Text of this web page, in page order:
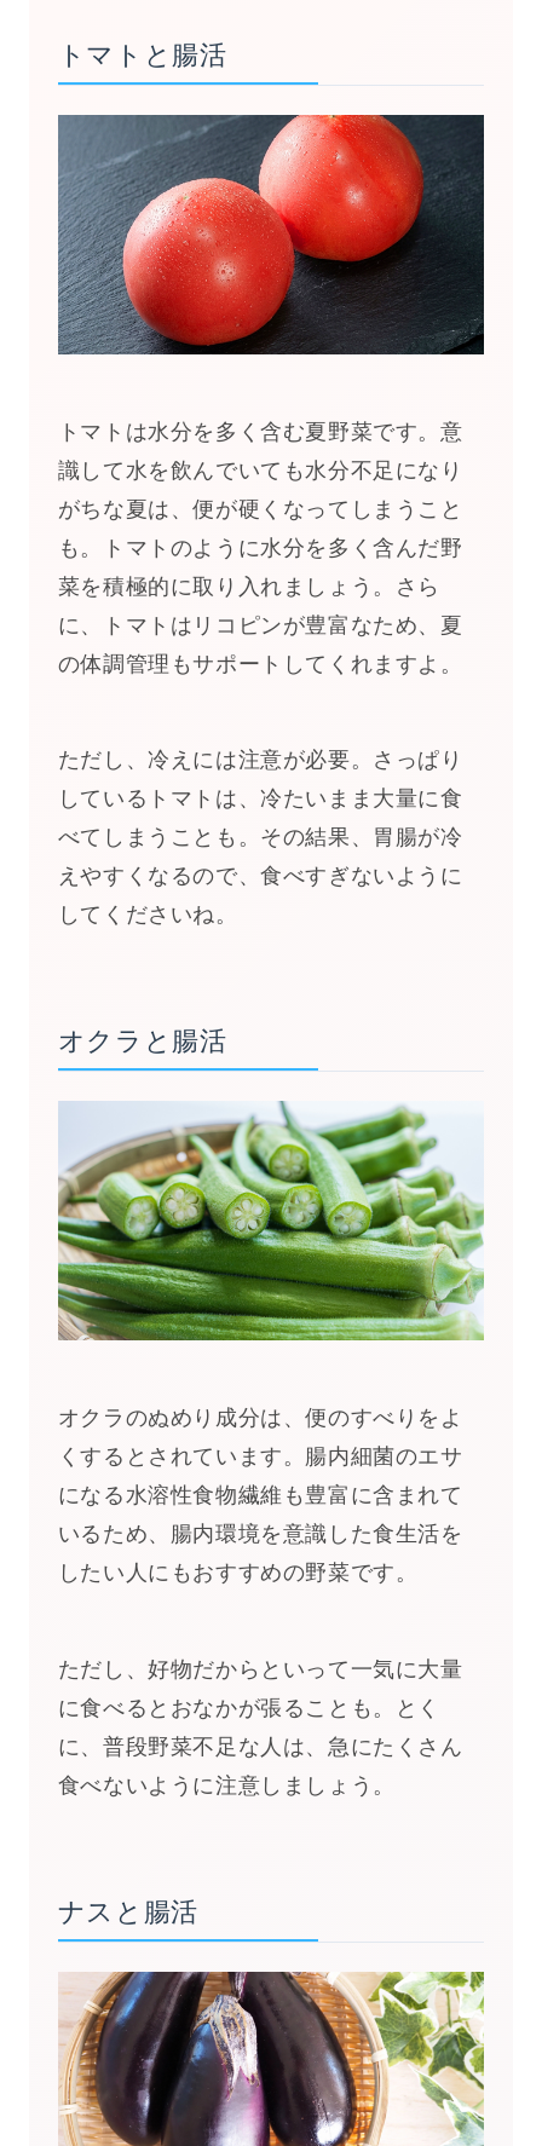
トマトと腸活
トマトは水分を多く含む夏野菜です。意
識して水を飲んでいても水分不足になり
がちな夏は、便が硬くなってしまうこと
も。トマトのように水分を多く含んだ野
菜を積極的に取り入れましょう。さら
に、トマトはリコピンが豊富なため、夏
の体調管理もサポートしてくれますよ。
ただし、冷えには注意が必要。さっぱり
しているトマトは、冷たいまま大量に食
べてしまうことも。その結果、胃腸が冷
えやすくなるので、食べすぎないように
してくださいね。
オクラと腸活
オクラのぬめり成分は、便のすべりをよ
くするとされています。腸内細菌のエサ
になる水溶性食物繊維も豊富に含まれて
いるため、腸内環境を意識した食生活を
したい人にもおすすめの野菜です。
ただし、好物だからといって一気に大量
に食べるとおなかが張ることも。とく
に、普段野菜不足な人は、急にたくさん
食べないように注意しましょう。
ナスと腸活